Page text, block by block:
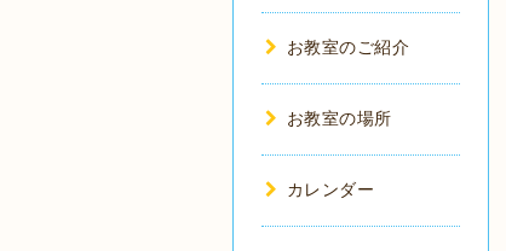
お教室のご紹介
お教室の場所
カレンダー